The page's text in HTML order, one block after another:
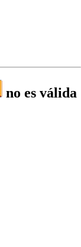
no es válida